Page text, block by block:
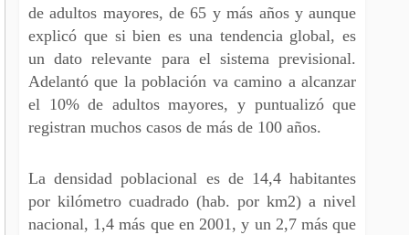
de adultos mayores, de 65 y más años y aunque
explicó que si bien es una tendencia global, es
un dato relevante para el sistema previsional.
Adelantó que la población va camino a alcanzar
el 10% de adultos mayores, y puntualizó que
registran muchos casos de más de 100 años.
La densidad poblacional es de 14,4 habitantes
por kilómetro cuadrado (hab. por km2) a nivel
nacional, 1,4 más que en 2001, y un 2,7 más que